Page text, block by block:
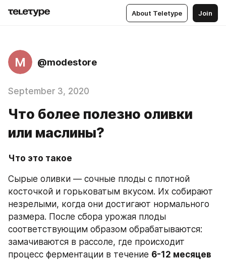
About Teletype Join
M @modestore
September 3, 2020
Что более полезно оливки
или маслины?
Что это такое
Сырые оливки — сочные плоды с плотной
косточкой и горьковатым вкусом. Их собирают
незрелыми, когда они достигают нормального
размера. После сбора урожая плоды
соответствующим образом обрабатываются:
замачиваются в рассоле, где происходит
процесс ферментации в течение 6-12 месяцев